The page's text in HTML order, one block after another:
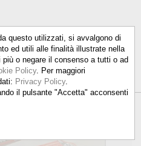
questo utilizzati, si avvalgono di
ed utili alle finalità illustrate nella
o negare il consenso a tutti o ad
Policy. Per maggiori
Privacy Policy.
il pulsante "Accetta" acconsenti